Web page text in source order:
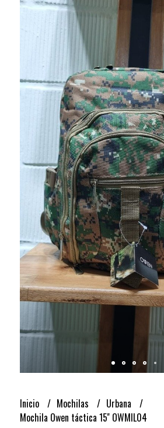
Inicio Mochilas
Urbana
Mochila Owen táctica 15'' OWMIL04